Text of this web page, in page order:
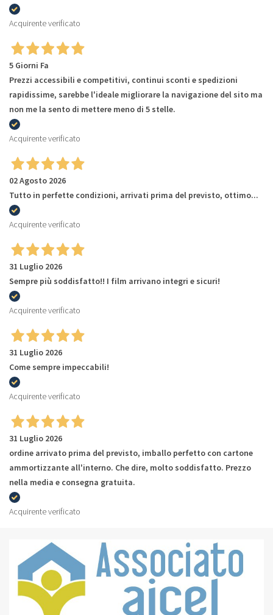
Acquirente verificato
5 Giorni Fa
Prezzi accessibili e competitivi, continui sconti e spedizioni
rapidissime, sarebbe l'ideale migliorare la navigazione del sito ma
non me la sento di mettere meno di 5 stelle.
Acquirente verificato
02 Agosto 2026
Tutto in perfette condizioni, arrivati prima del previsto, ottimo...
Acquirente verificato
31 Luglio 2026
Sempre più soddisfatto!! I film arrivano integri e sicuri!
Acquirente verificato
31 Luglio 2026
Come sempre impeccabili!
Acquirente verificato
31 Luglio 2026
ordine arrivato prima del previsto, imballo perfetto con cartone
ammortizzante all'interno. Che dire, molto soddisfatto. Prezzo
nella media e consegna gratuita.
Acquirente verificato